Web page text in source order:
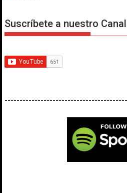
Suscríbete a nuestro